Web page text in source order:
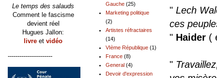
" Lech
ces
" Haider (
"
Gauche (25)
Marketing politique
(2)
Artistes réfractaires
(14)
VIème République (1)
France (8)
General (4)
Devoir d'expression
Le temps des salauds
Comment le fascisme
devient réel
Hugues Jallon:
livre et vidéo
-----------------------